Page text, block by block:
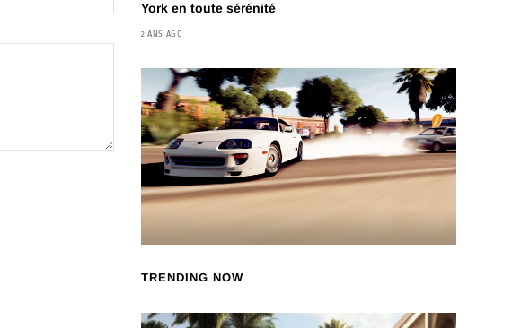
York en toute sérénité
2 ANS AGO
TRENDING NOW